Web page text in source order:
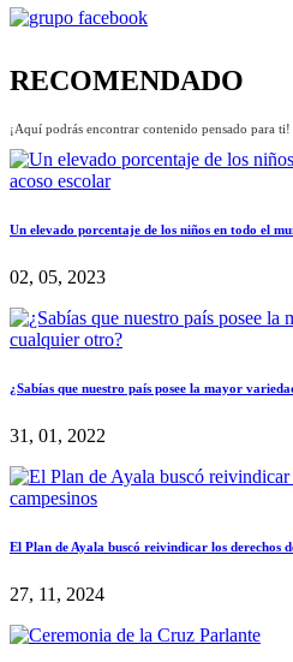
RECOMENDADO
¡Aquí podrás encontrar contenido pensado para ti!
Un elevado porcentaje de los niños en todo el
02, 05, 2023
¿Sabías que nuestro país posee la mayor
31, 01, 2022
El Plan de Ayala buscó reivindicar los derechos
27, 11, 2024